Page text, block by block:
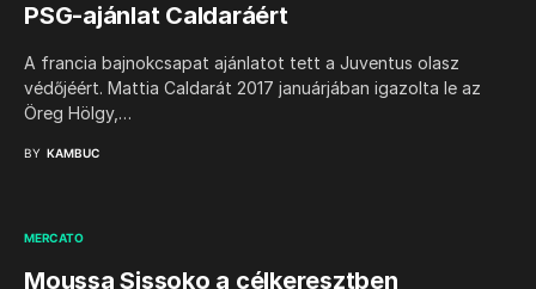
PSG-ajánlat Caldaráért
A francia bajnokcsapat ajánlatot tett a Juventus olasz
védőjéért. Mattia Caldarát 2017 januárjában igazolta le az
Öreg Hölgy,…
BY KAMBUC
MERCATO
Moussa Sissoko a célkeresztben